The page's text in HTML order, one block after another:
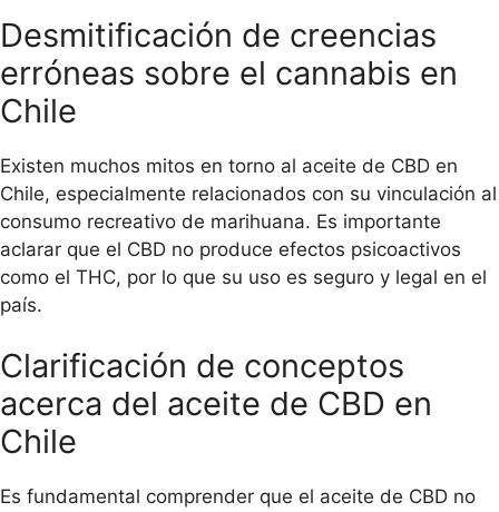
Desmitificación de creencias
erróneas sobre el cannabis en
Chile
Existen muchos mitos en torno al aceite de CBD en
Chile, especialmente relacionados con su vinculación al
consumo recreativo de marihuana. Es importante
aclarar que el CBD no produce efectos psicoactivos
como el THC, por lo que su uso es seguro y legal en el
país.
Clarificación de conceptos
acerca del aceite de CBD en
Chile
Es fundamental comprender que el aceite de CBD no